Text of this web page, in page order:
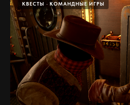
КВЕСТЫ КОМАНДНЫЕ ИГРЫ